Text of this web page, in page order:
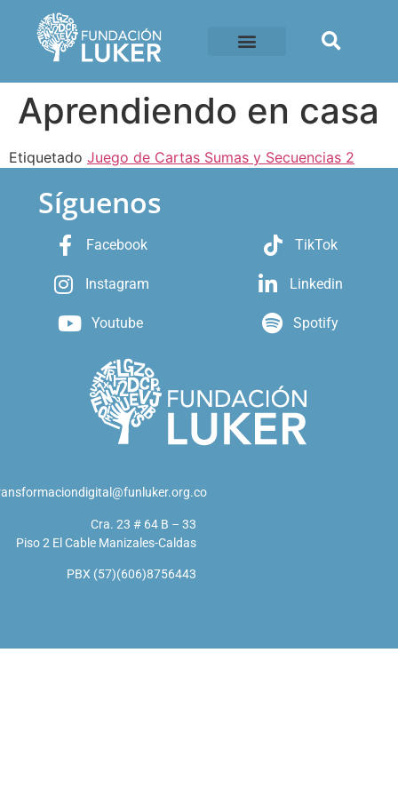
Aprendiendo en casa
Etiquetado Juego de Cartas Sumas y Secuencias 2
Síguenos
Facebook
Instagram
Youtube
TikTok
Linkedin
Spotify
Cra. 23 # 64 B – 33
Piso 2 El Cable Manizales-Caldas
PBX (57)(606)8756443